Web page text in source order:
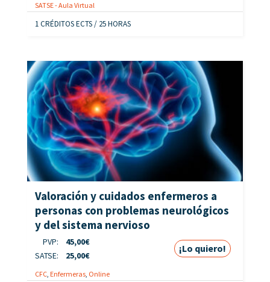
SATSE - Aula Virtual
1 CRÉDITOS ECTS / 25 HORAS
Valoración y cuidados enfermeros a
personas con problemas neurológicos
y del sistema nervioso
PVP: 45,00€
SATSE:
25,00€
¡Lo quiero!
CFC, Enfermeras, Online